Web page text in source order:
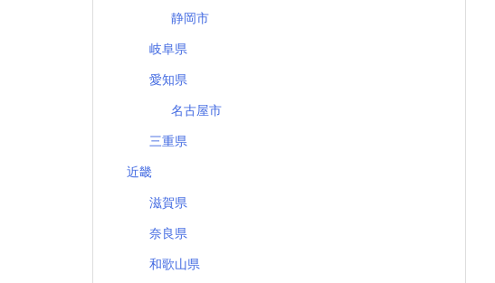
静岡市
岐阜県
愛知県
名古屋市
三重県
近畿
滋賀県
奈良県
和歌山県